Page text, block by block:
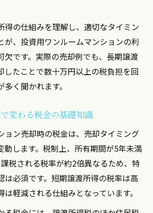
得の仕組みを理解し、適切なタイミン
が、投資用ワンルームマンションの利
欠です。実際の売却例でも、長期譲渡
したことで数十万円以上の税負担を回
く聞かれます。
変わる税金の基礎知識
ョン売却時の税金は、売却タイミング
動します。税制上、所有期間が5年未満
税される税率が約2倍異なるため、特
は必須です。短期譲渡所得の税率は高
は軽減される仕組みとなっています。